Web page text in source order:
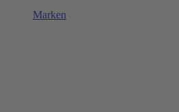
Marken